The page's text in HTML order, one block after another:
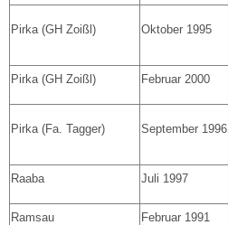
Pirka (GH Zoißl) Oktober 1995
Pirka (GH Zoißl) Februar 2000
Pirka (Fa. Tagger) September 1996
Raaba Juli 1997
Ramsau Februar 1991